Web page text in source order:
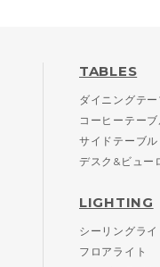
TABLES
ダイニングテ
コーヒーテーブ
サイドテーブル
デスク&ビュー
LIGHTING
シーリングライ
フロアライト